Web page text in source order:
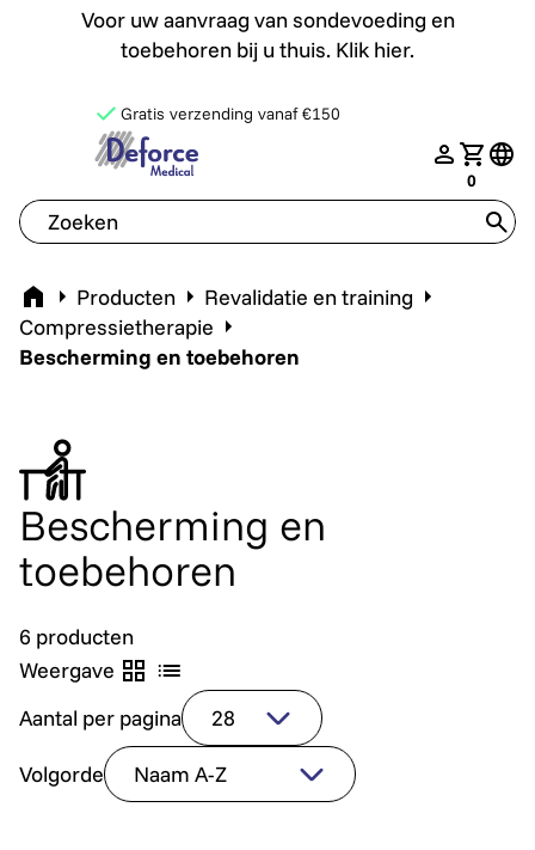
Voor uw aanvraag van sondevoeding en
toebehoren bij u thuis. Klik hier.
Voor uw aanvraag van sondevoeding en toebehoren bij
Gratis verzending vanaf €150
nav.login
Jouw
0
deforce.togglemenu
Home Producten
Revalidatie en training
Compressietherapie
Bescherming en toebehoren
Bescherming en
toebehoren
6 producten
Weergave
Aantal per pagina
Volgorde